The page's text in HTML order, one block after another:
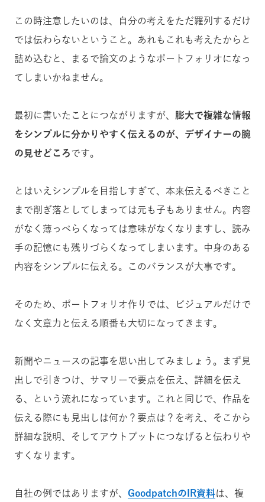
この時注意したいのは、自分の考えをただ羅列するだけ
では伝わらないということ。あれもこれも考えたからと
詰め込むと、まるで論文のようなポートフォリオになっ
てしまいかねません。
最初に書いたことにつながりますが、 膨大で複雑な情報
をシンプルに分かりやすく伝えるのが、デザイナーの腕
の見せどころです。
とはいえシンプルを目指しすぎて、本来伝えるべきこと
まで削ぎ落としてしまっては元も子もありません。内容
がなく薄っぺらくなっては意味がなくなりますし、読み
手の記憶にも残りづらくなってしまいます。中身のある
内容をシンプルに伝える。このバランスが大事です。
そのため、ポートフォリオ作りでは、ビジュアルだけで
なく文章力と伝える順番も大切になってきます。
新聞やニュースの記事を思い出してみましょう。まず見
出しで引きつけ、サマリーで要点を伝え、詳細を伝え
る、という流れになっています。これと同じで、作品を
伝える際にも見出しは何か？要点は？を考え、そこから
詳細な説明、そしてアウトプットにつなげると伝わりや
すくなります。
自社の例ではありますが、 GoodpatchのIR資料は、複